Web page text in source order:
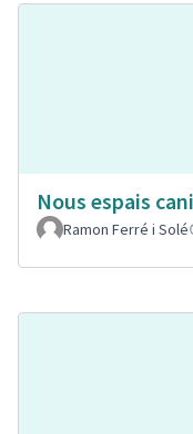
Nous espais
Ramon Ferré i Solé